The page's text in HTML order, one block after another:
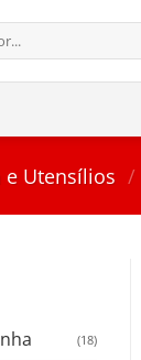
e Utensílios /
(18)